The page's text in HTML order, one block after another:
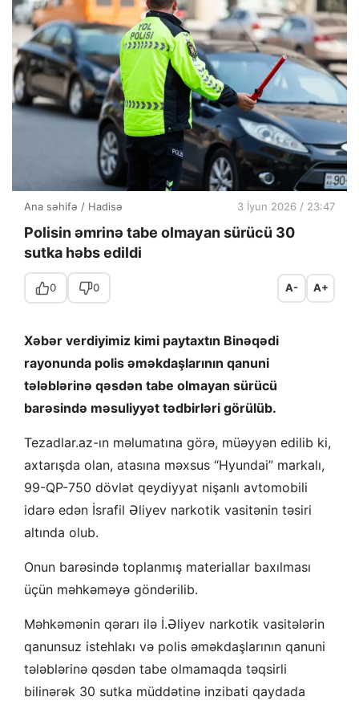
Ana səhifə / Hadisə 3 İyun 2026 / 23:47
Polisin əmrinə tabe olmayan sürücü 30
sutka həbs edildi
0 0 A- A+
Xəbər verdiyimiz kimi paytaxtın Binəqədi
rayonunda polis əməkdaşlarının qanuni
tələblərinə qəsdən tabe olmayan sürücü
barəsində məsuliyyət tədbirləri görülüb.
Tezadlar.az-ın məlumatına görə, müəyyən edilib ki,
axtarışda olan, atasına məxsus “Hyundai” markalı,
99-QP-750 dövlət qeydiyyat nişanlı avtomobili
idarə edən İsrafil Əliyev narkotik vasitənin təsiri
altında olub.
Onun barəsində toplanmış materiallar baxılması
üçün məhkəməyə göndərilib.
Məhkəmənin qərarı ilə İ.Əliyev narkotik vasitələrin
qanunsuz istehlakı və polis əməkdaşlarının qanuni
tələblərinə qəsdən tabe olmamaqda təqsirli
bilinərək 30 sutka müddətinə inzibati qaydada